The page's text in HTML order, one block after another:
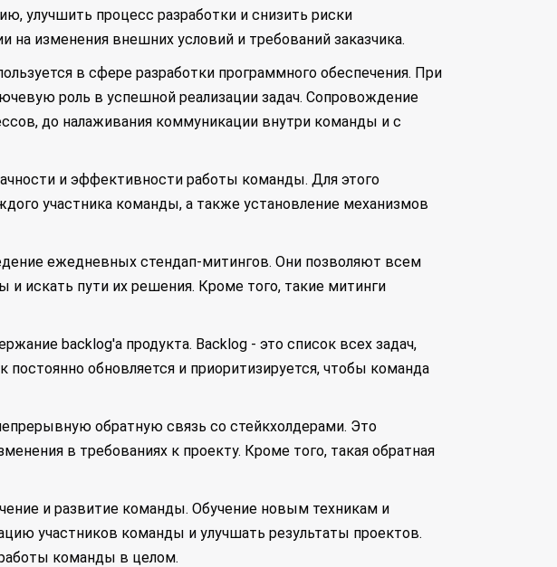
улучшить процесс разработки и снизить риски
изменения внешних условий и требований заказчика.
в сфере разработки программного обеспечения. При
роль в успешной реализации задач. Сопровождение
до налаживания коммуникации внутри команды и с
и эффективности работы команды. Для этого
участника команды, а также установление механизмов
ежедневных стендап-митингов. Они позволяют всем
искать пути их решения. Кроме того, такие митинги
backlog'а продукта. Backlog - это список всех задач,
обновляется и приоритизируется, чтобы команда
обратную связь со стейкхолдерами. Это
в требованиях к проекту. Кроме того, такая обратная
и развитие команды. Обучение новым техникам и
участников команды и улучшать результаты проектов.
команды в целом.